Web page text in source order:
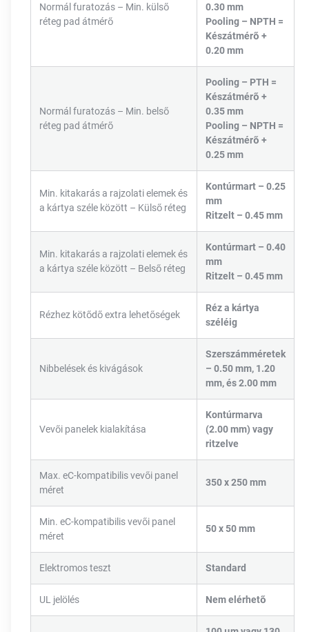
Normál furatozás – Min. külső
réteg pad átmérő
0.30 mm
Pooling – NPTH =
Készátmérő +
0.20 mm
Normál furatozás – Min. belső
réteg pad átmérő
Pooling – PTH =
Készátmérő +
0.35 mm
Pooling – NPTH =
Készátmérő +
0.25 mm
Min. kitakarás a rajzolati elemek és
a kártya széle között – Külső réteg
Kontúrmart – 0.25
mm
Ritzelt – 0.45 mm
Min. kitakarás a rajzolati elemek és
a kártya széle között – Belső réteg
Kontúrmart – 0.40
mm
Ritzelt – 0.45 mm
Rézhez kötődő extra lehetőségek
Réz a kártya
széléig
Nibbelések és kivágások
Szerszámméretek
– 0.50 mm, 1.20
mm, és 2.00 mm
Vevői panelek kialakítása
Kontúrmarva
(2.00 mm) vagy
ritzelve
Max. eC-kompatibilis vevői panel
méret
350 x 250 mm
Min. eC-kompatibilis vevői panel
méret
50 x 50 mm
Elektromos teszt Standard
UL jelölés Nem elérhető